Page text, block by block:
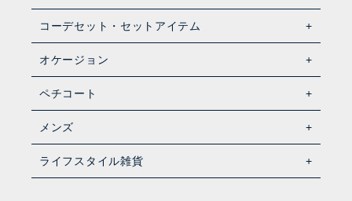
コーデセット・セットアイテム
オケージョン
ペチコート
メンズ
ライフスタイル雑貨